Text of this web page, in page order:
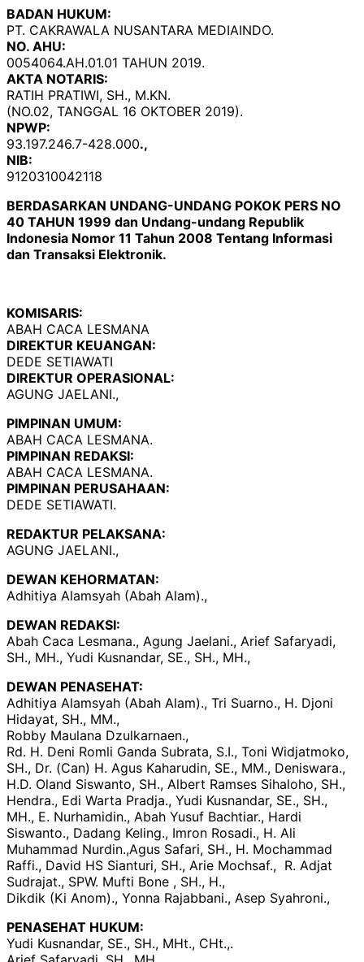
BADAN HUKUM:
PT. CAKRAWALA NUSANTARA MEDIAINDO.
NO. AHU:
0054064.AH.01.01 TAHUN 2019.
AKTA NOTARIS:
RATIH PRATIWI, SH., M.KN.
(NO.02, TANGGAL 16 OKTOBER 2019).
NPWP:
93.197.246.7-428.000.,
NIB:
9120310042118
BERDASARKAN UNDANG-UNDANG POKOK PERS NO
40 TAHUN 1999 dan Undang-undang Republik
Indonesia Nomor 11 Tahun 2008 Tentang Informasi
dan Transaksi Elektronik.
KOMISARIS:
ABAH CACA LESMANA
DIREKTUR KEUANGAN:
DEDE SETIAWATI
DIREKTUR OPERASIONAL:
AGUNG JAELANI.,
PIMPINAN UMUM:
ABAH CACA LESMANA.
PIMPINAN REDAKSI:
ABAH CACA LESMANA.
PIMPINAN PERUSAHAAN:
DEDE SETIAWATI.
REDAKTUR PELAKSANA:
AGUNG JAELANI.,
DEWAN KEHORMATAN:
Adhitiya Alamsyah (Abah Alam).,
DEWAN REDAKSI:
Abah Caca Lesmana., Agung Jaelani., Arief Safaryadi,
SH., MH., Yudi Kusnandar, SE., SH., MH.,
DEWAN PENASEHAT:
Adhitiya Alamsyah (Abah Alam)., Tri Suarno., H. Djoni
Hidayat, SH., MM.,
Robby Maulana Dzulkarnaen.,
Rd. H. Deni Romli Ganda Subrata, S.I., Toni Widjatmoko,
SH., Dr. (Can) H. Agus Kaharudin, SE., MM., Deniswara.,
H.D. Oland Siswanto, SH., Albert Ramses Sihaloho, SH.,
Hendra., Edi Warta Pradja., Yudi Kusnandar, SE., SH.,
MH., E. Nurhamidin., Abah Yusuf Bachtiar., Hardi
Siswanto., Dadang Keling., Imron Rosadi., H. Ali
Muhammad Nurdin.,Agus Safari, SH., H. Mochammad
Raffi., David HS Sianturi, SH., Arie Mochsaf., R. Adjat
Sudrajat., SPW. Mufti Bone , SH., H.,
Dikdik (Ki Anom)., Yonna Rajabbani., Asep Syahroni.,
PENASEHAT HUKUM:
Yudi Kusnandar, SE., SH., MHt., CHt.,.